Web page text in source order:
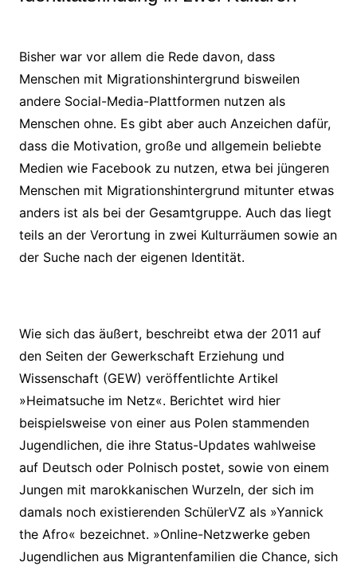
Bisher war vor allem die Rede davon, dass
Menschen mit Migrationshintergrund bisweilen
andere Social-Media-Plattformen nutzen als
Menschen ohne. Es gibt aber auch Anzeichen dafür,
dass die Motivation, große und allgemein beliebte
Medien wie Facebook zu nutzen, etwa bei jüngeren
Menschen mit Migrationshintergrund mitunter etwas
anders ist als bei der Gesamtgruppe. Auch das liegt
teils an der Verortung in zwei Kulturräumen sowie an
der Suche nach der eigenen Identität.
Wie sich das äußert, beschreibt etwa der 2011 auf
den Seiten der Gewerkschaft Erziehung und
Wissenschaft (GEW) veröffentlichte Artikel
»Heimatsuche im Netz«. Berichtet wird hier
beispielsweise von einer aus Polen stammenden
Jugendlichen, die ihre Status-Updates wahlweise
auf Deutsch oder Polnisch postet, sowie von einem
Jungen mit marokkanischen Wurzeln, der sich im
damals noch existierenden SchülerVZ als »Yannick
the Afro« bezeichnet. »Online-Netzwerke geben
Jugendlichen aus Migrantenfamilien die Chance, sich